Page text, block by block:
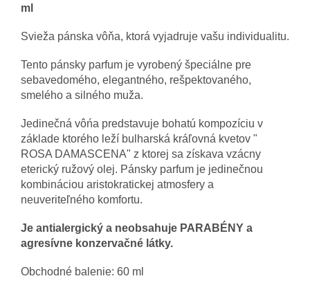
ml
Svieža pánska vôňa, ktorá vyjadruje vašu individualitu.
Tento pánsky parfum je vyrobený špeciálne pre
sebavedomého, elegantného, rešpektovaného,
smelého a silného muža.
Jedinečná vôńa predstavuje bohatú kompozíciu v
základe ktorého leží bulharská kráľovná kvetov "
ROSA DAMASCENA" z ktorej sa získava vzácny
eterický ružový olej. Pánsky parfum je jedinečnou
kombináciou aristokratickej atmosfery a
neuveriteľného komfortu.
Je antialergický a neobsahuje PARABÉNY a
agresívne konzervačné látky.
Obchodné balenie: 60 ml